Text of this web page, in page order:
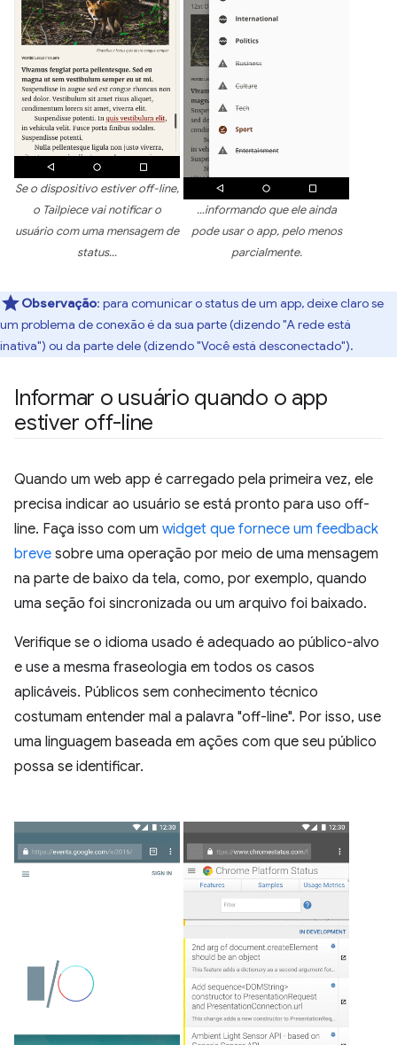
Se o dispositivo estiver off-line,
o Tailpiece vai notificar o
usuário com uma mensagem de
status…
…informando que ele ainda
pode usar o app, pelo menos
parcialmente.
Observação: para comunicar o status de um app, deixe claro se
um problema de conexão é da sua parte (dizendo "A rede está
inativa") ou da parte dele (dizendo "Você está desconectado").
Informar o usuário quando o app
estiver off-line
Quando um web app é carregado pela primeira vez, ele
precisa indicar ao usuário se está pronto para uso off-
line. Faça isso com um widget que fornece um feedback
breve sobre uma operação por meio de uma mensagem
na parte de baixo da tela, como, por exemplo, quando
uma seção foi sincronizada ou um arquivo foi baixado.
Verifique se o idioma usado é adequado ao público-alvo
e use a mesma fraseologia em todos os casos
aplicáveis. Públicos sem conhecimento técnico
costumam entender mal a palavra "off-line". Por isso, use
uma linguagem baseada em ações com que seu público
possa se identificar.